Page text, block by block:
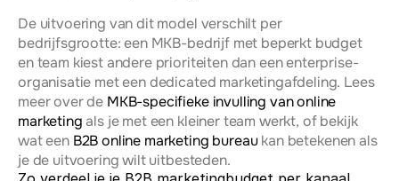
De uitvoering van dit model verschilt per
bedrijfsgrootte: een MKB-bedrijf met beperkt budget
en team kiest andere prioriteiten dan een enterprise-
organisatie met een dedicated marketingafdeling. Lees
meer over de MKB-specifieke invulling van online
marketing als je met een kleiner team werkt, of bekijk
wat een B2B online marketing bureau kan betekenen als
je de uitvoering wilt uitbesteden.